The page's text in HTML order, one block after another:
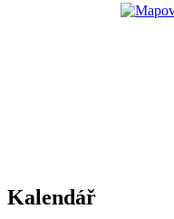
Kalendář